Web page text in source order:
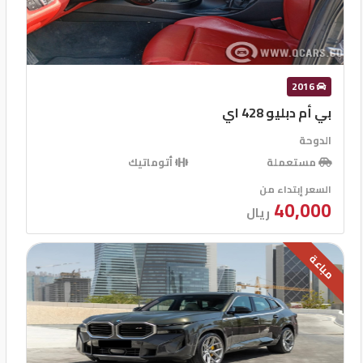
2016
بي أم دبليو 428 اي
الدوحة
مستعملة
أتوماتيك
السعر إبتداء من
40,000 ريال
مباعة